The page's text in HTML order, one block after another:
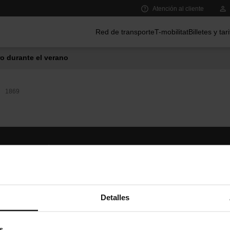
Detalles
Atención al cliente
Red de transporteT-mobilitatBilletes y
durante el verano
1869
Síguenos
TMB